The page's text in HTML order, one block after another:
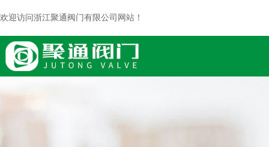
欢迎访问浙江聚通阀门有限公司网站！